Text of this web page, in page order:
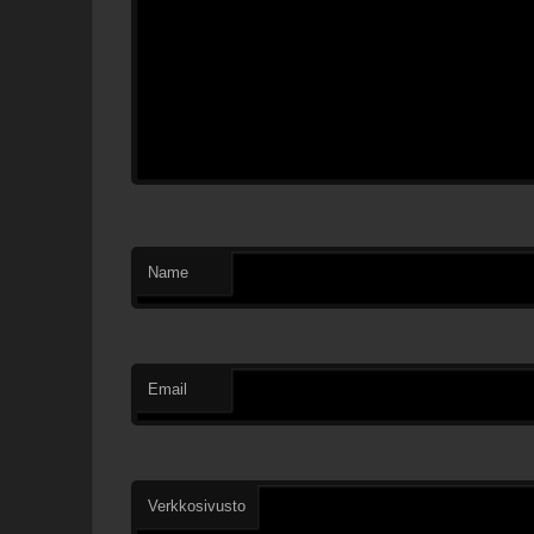
Name
Email
Verkkosivusto